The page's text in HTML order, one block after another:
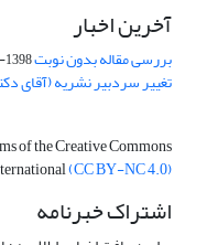
آخرین اخبار
بررسی مقاله بدون نوبت1398-11-01
تغییر سردبیر نشریه (آقای
of the Creative Commons
(CC BY-NC 4.0)
اشتراک خبرنامه